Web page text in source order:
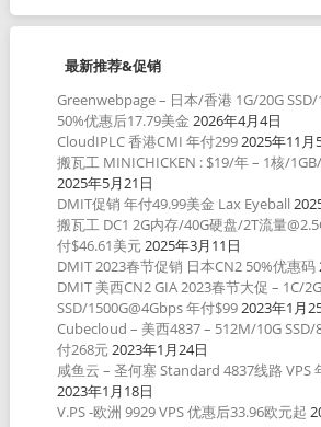
最新推荐&促销
Greenwebpage – 日本/香港 1G/20G
50%优惠后17.79美金 2026年4月4日
CloudIPLC 香港CMI 年付2992025年11月
搬瓦工 MINICHICKEN : $19/年 – 1核/
2025年5月21日
DMIT促销 年付49.99美金 Lax Eyeball
搬瓦工 DC1 2G内存/40G硬盘/2T流量
付$46.61美元2025年3月11日
DMIT 2023春节促销 日本CN2 50%优惠码
DMIT 美西CN2 GIA 2023春节大促 – 1C/
SSD/1500G@4Gbps 年付$992023年1月
Cubecloud – 美西4837 – 512M/10G SSD/
付268元2023年1月24日
咸鱼云 – 圣何塞 Standard 4837线路 VPS
2023年1月18日
V.PS -欧洲 9929 VPS 优惠后33.96欧元起